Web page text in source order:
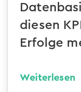
diesen
Erfolge
Weiterlesen